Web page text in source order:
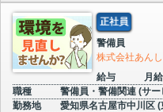
正社員
警備員
株式会社あん
給与
月
職種
警備員・警備関連 (サ
勤務地
愛知県名古屋市中川区